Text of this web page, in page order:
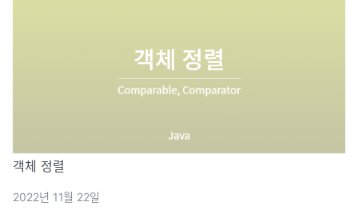
객체 정렬
2022년 11월 22일